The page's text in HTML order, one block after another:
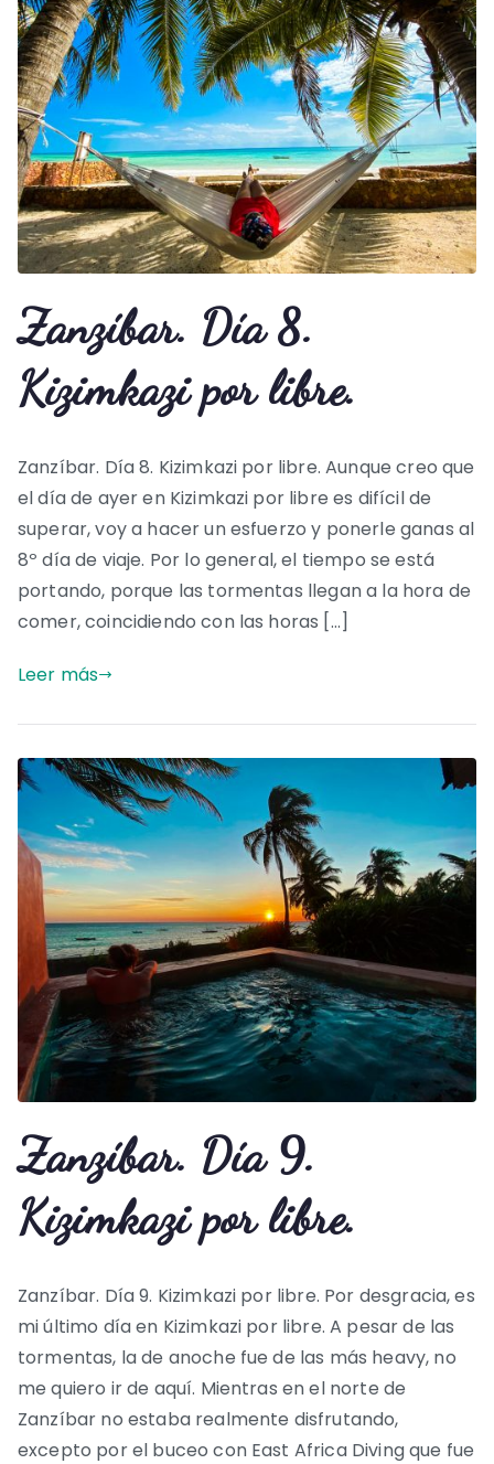
Zanzíbar. Día 8.
Kizimkazi por libre.
Zanzíbar. Día 8. Kizimkazi por libre. Aunque creo que
el día de ayer en Kizimkazi por libre es difícil de
superar, voy a hacer un esfuerzo y ponerle ganas al
8º día de viaje. Por lo general, el tiempo se está
portando, porque las tormentas llegan a la hora de
comer, coincidiendo con las horas […]
Leer más
Zanzíbar. Día 9.
Kizimkazi por libre.
Zanzíbar. Día 9. Kizimkazi por libre. Por desgracia, es
mi último día en Kizimkazi por libre. A pesar de las
tormentas, la de anoche fue de las más heavy, no
me quiero ir de aquí. Mientras en el norte de
Zanzíbar no estaba realmente disfrutando,
excepto por el buceo con East Africa Diving que fue